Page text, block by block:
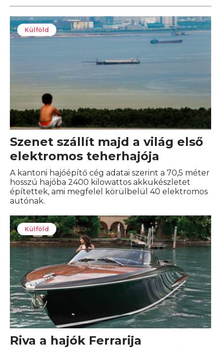
Külföld
Szenet szállít majd a világ első
elektromos teherhajója
A kantoni hajóépítő cég adatai szerint a 70,5 méter
hosszú hajóba 2400 kilowattos akkukészletet
építettek, ami megfelel körülbelül 40 elektromos
autónak.
Külföld
Riva a hajók Ferrarija